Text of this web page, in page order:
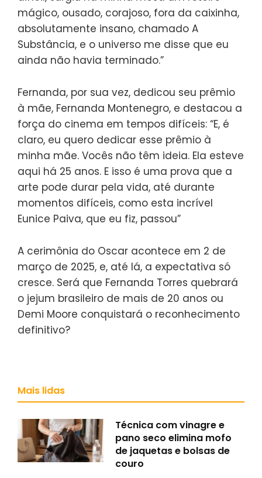
mágico, ousado, corajoso, fora da caixinha,
absolutamente insano, chamado A
Substância, e o universo me disse que eu
ainda não havia terminado.”
Fernanda, por sua vez, dedicou seu prêmio
à mãe, Fernanda Montenegro, e destacou a
força do cinema em tempos difíceis: “E, é
claro, eu quero dedicar esse prêmio à
minha mãe. Vocês não têm ideia. Ela esteve
aqui há 25 anos. E isso é uma prova que a
arte pode durar pela vida, até durante
momentos difíceis, como esta incrível
Eunice Paiva, que eu fiz, passou”
A cerimônia do Oscar acontece em 2 de
março de 2025, e, até lá, a expectativa só
cresce. Será que Fernanda Torres quebrará
o jejum brasileiro de mais de 20 anos ou
Demi Moore conquistará o reconhecimento
definitivo?
Mais lidas
Técnica com vinagre e
pano seco elimina mofo
de jaquetas e bolsas de
couro